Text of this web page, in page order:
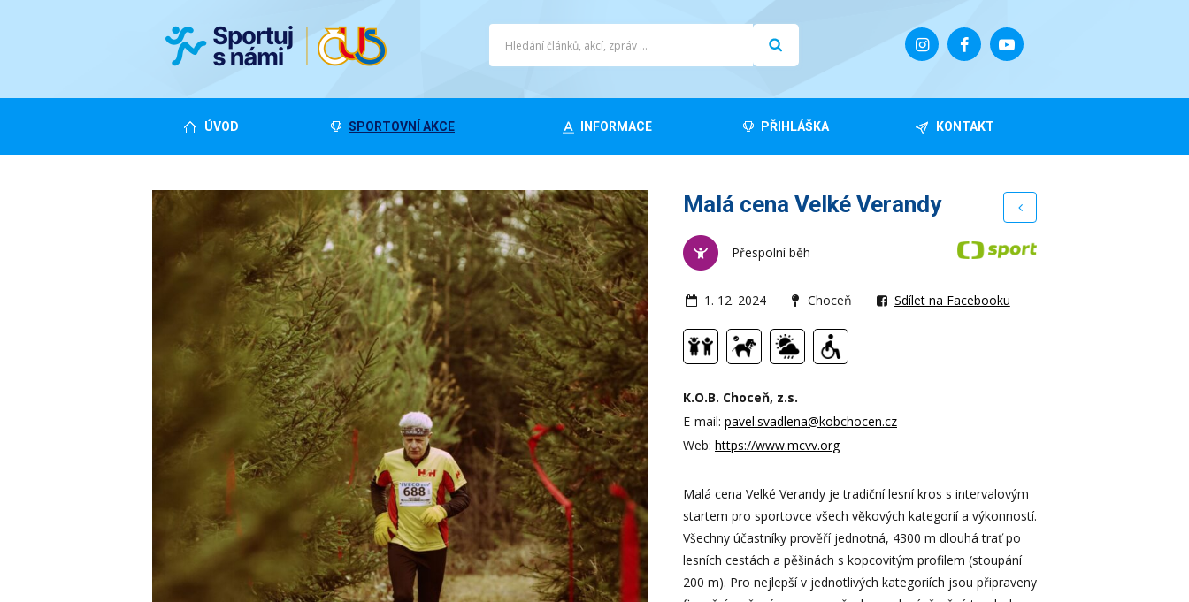
ÚVOD SPORTOVNÍ AKCE INFORMACE PŘIHLÁŠKA KONTAKT
Malá cena Velké Verandy
Přespolní běh
1. 12. 2024 Choceň Sdílet na Facebooku
K.O.B. Choceň, z.s.
E-mail: pavel.svadlena@kobchocen.cz
Web: https://www.mcvv.org
Malá cena Velké Verandy je tradiční lesní kros s intervalovým
startem pro sportovce všech věkových kategorií a výkonností.
Všechny účastníky prověří jednotná, 4300 m dlouhá trať po
lesních cestách a pěšinách s kopcovitým profilem (stoupání
200 m). Pro nejlepší v jednotlivých kategoriích jsou připraveny